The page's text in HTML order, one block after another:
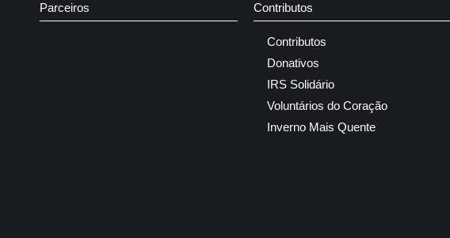
Parceiros Contributos
Contributos
Donativos
IRS Solidário
Voluntários do Coração
Inverno Mais Quente